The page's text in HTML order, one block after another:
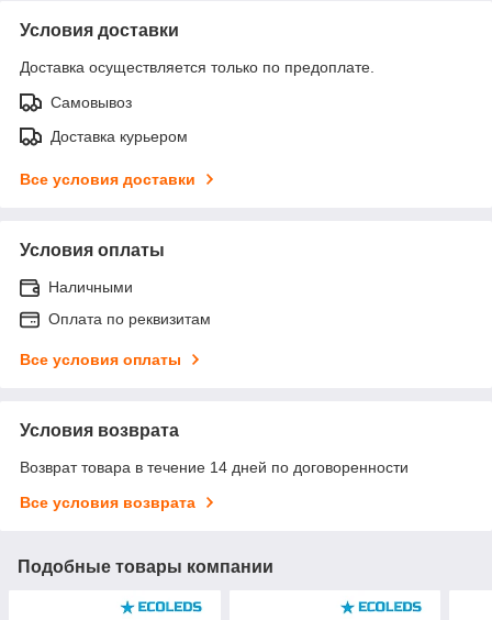
Условия доставки
Доставка осуществляется только по предоплате.
Самовывоз
Доставка курьером
Все условия доставки
Условия оплаты
Наличными
Оплата по реквизитам
Все условия оплаты
Условия возврата
Возврат товара в течение 14 дней по договоренности
Все условия возврата
Подобные товары компании